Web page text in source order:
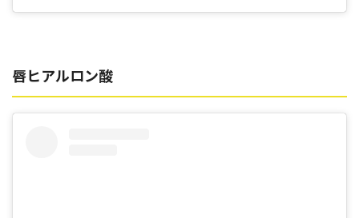
唇ヒアルロン酸